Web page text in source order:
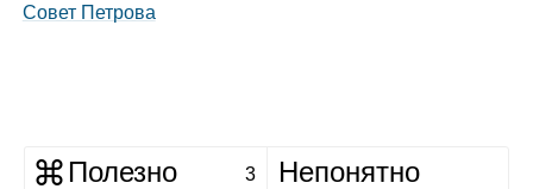
Совет Петрова
Полезно 3 Непонятно